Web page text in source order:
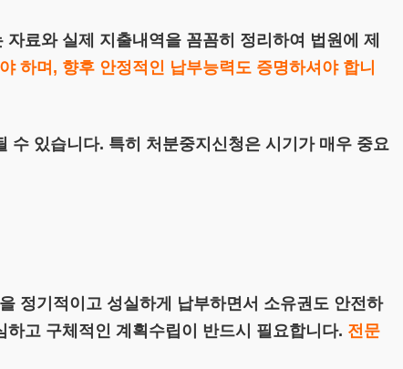
료와 실제 지출내역을 꼼꼼히 정리하여 법원에 제
하며, 향후 안정적인 납부능력도 증명하셔야 합니
수 있습니다. 특히 처분중지신청은 시기가 매우 중요
정기적이고 성실하게 납부하면서 소유권도 안전하
고 구체적인 계획수립이 반드시 필요합니다. 전문